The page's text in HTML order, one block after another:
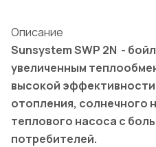
Описание
Sunsystem SWP 2N -
увеличенным
высокой
отопления, солнечного
теплового насоса с
потребителей.